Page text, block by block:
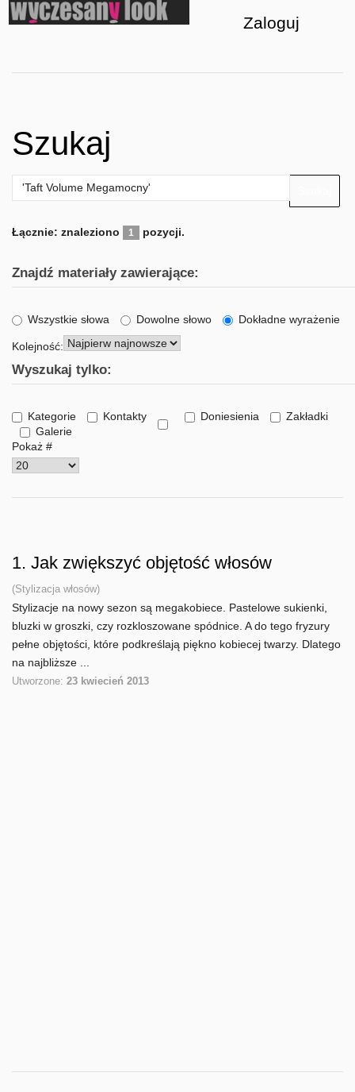
Szukaj
Łącznie: znaleziono 1 pozycji.
Znajdź materiały zawierające:
Wszystkie słowa Dowolne słowo Dokładne wyrażenie
Kolejność:
Wyszukaj tylko:
Kategorie Kontakty Doniesienia
Zakładki
Galerie
Pokaż #
1. Jak zwiększyć objętość włosów
(Stylizacja włosów)
Stylizacje na nowy sezon są megakobiece. Pastelowe sukienki,
bluzki w groszki, czy rozkloszowane spódnice. A do tego fryzury
pełne objętości, które podkreślają piękno kobiecej twarzy. Dlatego
na najbliższe ...
Utworzone: 23 kwiecień 2013
Zaloguj